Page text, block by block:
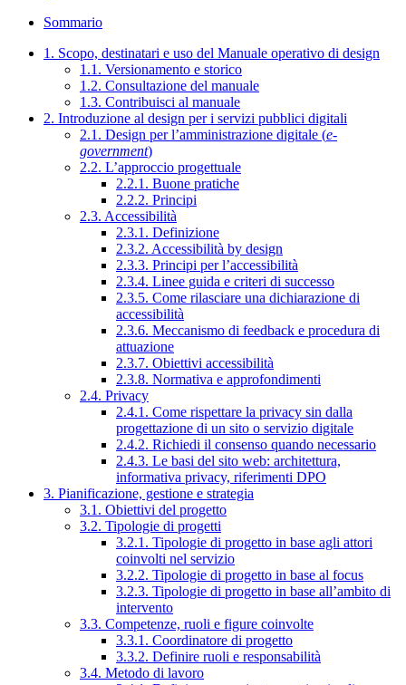
Sommario
1. Scopo, destinatari e uso del Manuale operativo di design
1.1. Versionamento e storico
1.2. Consultazione del manuale
1.3. Contribuisci al manuale
2. Introduzione al design per i servizi pubblici digitali
2.1. Design per l’amministrazione digitale (e-
government)
2.2. L’approccio progettuale
2.2.1. Buone pratiche
2.2.2. Principi
2.3. Accessibilità
2.3.1. Definizione
2.3.2. Accessibilità by design
2.3.3. Principi per l’accessibilità
2.3.4. Linee guida e criteri di successo
2.3.5. Come rilasciare una dichiarazione di
accessibilità
2.3.6. Meccanismo di feedback e procedura di
attuazione
2.3.7. Obiettivi accessibilità
2.3.8. Normativa e approfondimenti
2.4. Privacy
2.4.1. Come rispettare la privacy sin dalla
progettazione di un sito o servizio digitale
2.4.2. Richiedi il consenso quando necessario
2.4.3. Le basi del sito web: architettura,
informativa privacy, riferimenti DPO
3. Pianificazione, gestione e strategia
3.1. Obiettivi del progetto
3.2. Tipologie di progetti
3.2.1. Tipologie di progetto in base agli attori
coinvolti nel servizio
3.2.2. Tipologie di progetto in base al focus
3.2.3. Tipologie di progetto in base all’ambito di
intervento
3.3. Competenze, ruoli e figure coinvolte
3.3.1. Coordinatore di progetto
3.3.2. Definire ruoli e responsabilità
3.4. Metodo di lavoro